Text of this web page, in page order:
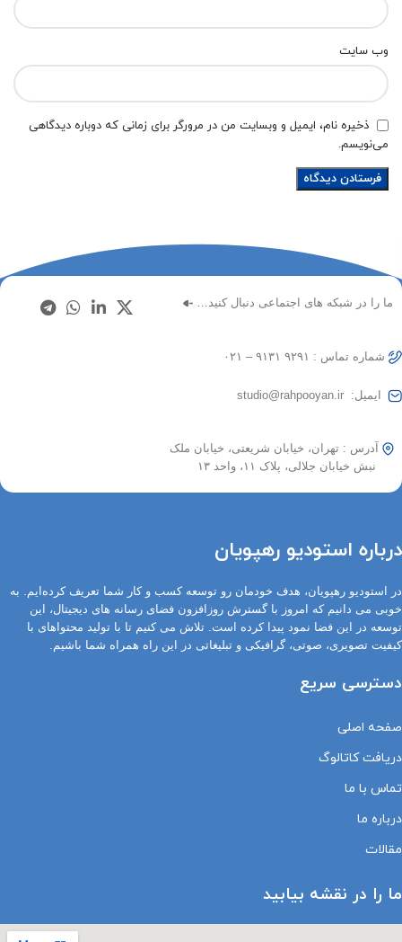
وب‌ سایت
ذخیره نام، ایمیل و وبسایت من در مرورگر برای زمانی که دوباره دیدگاهی
می‌نویسم.
ما را در شبکه های اجتماعی دنبال کنید…
شماره تماس : ۹۲۹۱ ۹۱۳۱ – ۰۲۱
ایمیل: studio@rahpooyan.ir
آدرس : تهران، خیابان شریعتی، خیابان ملک
نبش خیابان جلالی، پلاک ۱۱، واحد ۱۳
درباره استودیو رهپویان
در استودیو رهپویان، هدف خودمان رو توسعه کسب و کار شما تعریف کرده‌ایم. به
خوبی می دانیم که امروز با گسترش روزافزون فضای رسانه های دیجیتال، این
توسعه در این فضا نمود پیدا کرده است. تلاش می کنیم تا با تولید محتواهای با
کیفیت تصویری، صوتی، گرافیکی و تبلیغاتی در این راه همراه شما باشیم.
دسترسی سریع
صفحه اصلی
دریافت کاتالوگ
تماس با ما
درباره ما
مقالات
ما را در نقشه بیابید